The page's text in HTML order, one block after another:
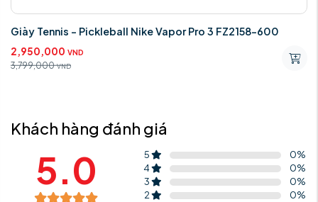
Giày Tennis - Pickleball Nike Vapor Pro 3 FZ2158-600
2,950,000 VND
3,799,000 VND
Khách hàng đánh giá
5.0 5 0%
4
0%
3
0%
2
0%